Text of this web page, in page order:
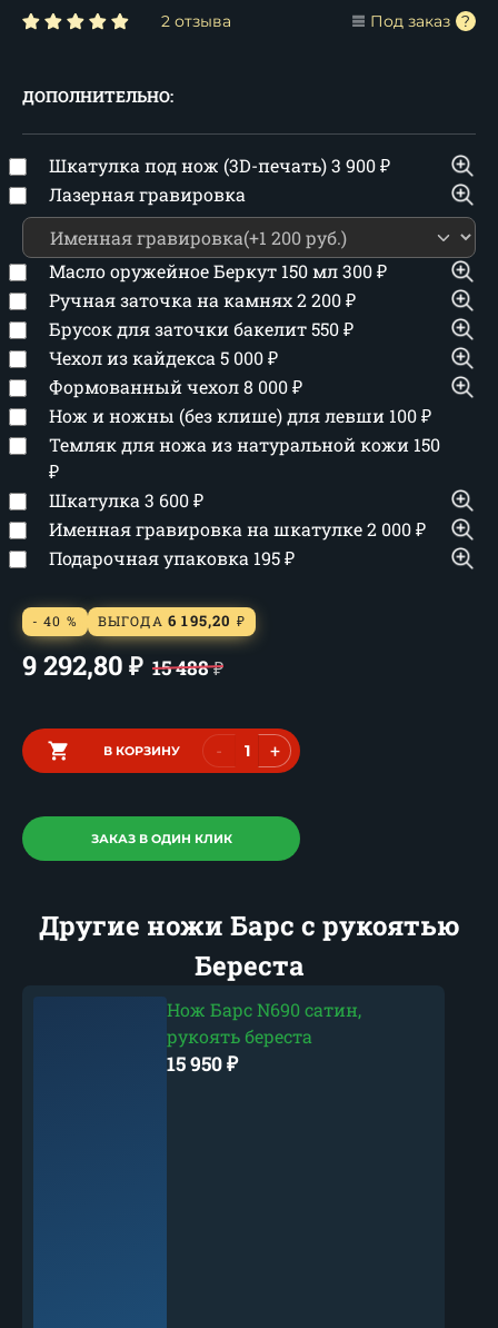
2 отзыва Под заказ
ДОПОЛНИТЕЛЬНО:
Шкатулка под нож (3D-печать)3 900₽
Лазерная гравировка
Масло оружейное Беркут 150 мл300₽
Ручная заточка на камнях2 200₽
Брусок для заточки бакелит550₽
Чехол из кайдекса 5 000₽
Формованный чехол8 000₽
Нож и ножны (без клише) для левши 100₽
Темляк для ножа из натуральной кожи 150
₽
Шкатулка 3 600₽
Именная гравировка на шкатулке2 000₽
Подарочная упаковка 195₽
- 40 % ВЫГОДА 6 195,20 ₽
9 292,80 ₽ 15 488₽
В КОРЗИНУ - +
ЗАКАЗ В ОДИН КЛИК
Другие ножи Барс с рукоятью
Береста
Нож Барс N690 сатин,
рукоять береста
15 950₽